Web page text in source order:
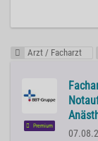
Arzt / Facharzt
Premium